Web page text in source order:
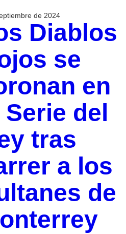
de 2024
Diablos
se
en
Serie del
tras
a los
de